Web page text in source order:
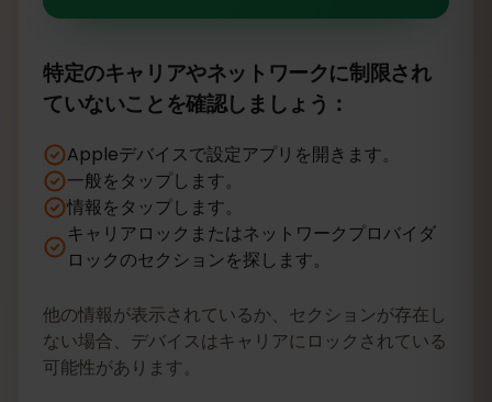
特定のキャリアやネットワークに制限され
ていないことを確認しましょう：
Appleデバイスで設定アプリを開きます。
一般をタップします。
情報をタップします。
キャリアロックまたはネットワークプロバイダ
ロックのセクションを探します。
他の情報が表示されているか、セクションが存在し
ない場合、デバイスはキャリアにロックされている
可能性があります。